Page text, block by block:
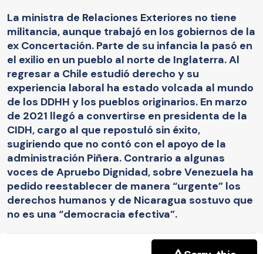
La ministra de Relaciones Exteriores no tiene
militancia, aunque trabajó en los gobiernos de la
ex Concertación. Parte de su infancia la pasó en
el exilio en un pueblo al norte de Inglaterra. Al
regresar a Chile estudió derecho y su
experiencia laboral ha estado volcada al mundo
de los DDHH y los pueblos originarios. En marzo
de 2021 llegó a convertirse en presidenta de la
CIDH, cargo al que repostuló sin éxito,
sugiriendo que no contó con el apoyo de la
administración Piñera. Contrario a algunas
voces de Apruebo Dignidad, sobre Venezuela ha
pedido reestablecer de manera “urgente” los
derechos humanos y de Nicaragua sostuvo que
no es una “democracia efectiva”.